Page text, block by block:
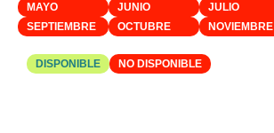
MAYO
JUNIO JULIO
SEPTIEMBRE
OCTUBRE NOVIEMBRE
DISPONIBLE NO DISPONIBLE